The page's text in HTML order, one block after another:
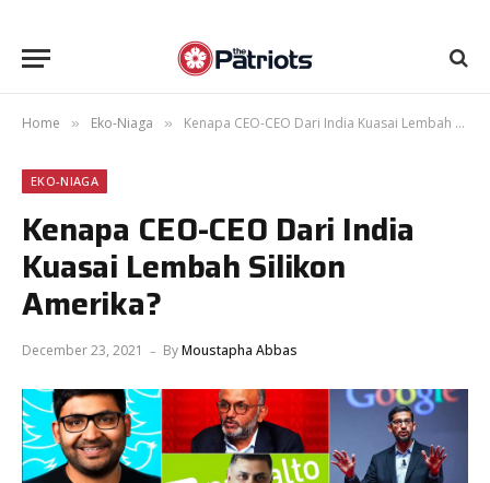
Home » Eko-Niaga » Kenapa CEO-CEO Dari India Kuasai Lembah Silikon Amerika?
EKO-NIAGA
Kenapa CEO-CEO Dari India
Kuasai Lembah Silikon
Amerika?
December 23, 2021 ByMoustapha Abbas